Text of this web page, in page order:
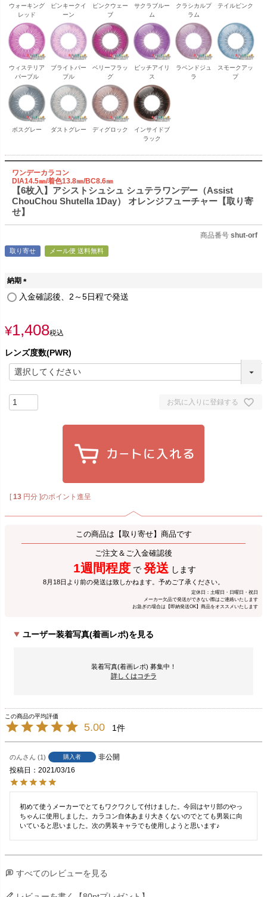
ウォーキング
レッド
ピンキークイ
ーン
ピンクウェー
ブ
サクラブルー
ム
クラシカルプ
ラム
テイルピンク
ウィステリア
パープル
ブライトパー
プル
ベリーフラッ
グ
ピッチアイリ
ス
ラベンドジュ
ラ
スモークアッ
プ
ボスグレー ダストグレー ディグロック
インサイドブ
ラック
ワンデーカラコン
DIA14.5㎜/着色13.8㎜/BC8.6㎜
【6枚入】アシストシュシュ シュテラワンデー（Assist
ChouChou Shutella 1Day） オレンジフューチャー【取り寄
せ】
商品番号 shut-orf
取り寄せ メール便 送料無料
納期
(
入金確認後、2～5日程で発送
¥1,408税込
レンズ度数(PWR)
お気に入りに登録する
[13 円分 ]のポイント進呈
この商品は【取り寄せ】商品です
ご注文＆ご入金確認後
1週間程度 で 発送 します
8月18日より前の発送は致しかねます。予めご了承ください。
定休日：土曜日・日曜日・祝日
メーカー欠品で発送ができない際はご連絡いたします
お急ぎの場合は【即納発送OK】商品をオススメいたします
ユーザー装着写真(着画レポ)を見る
装着写真(着画レポ) 募集中！
詳しくはコチラ
5.00 1
のん 1 購入者
非公開
投稿日
2021/03/16
初めて使うメーカーでとてもワクワクして付けました。今回はヤリ部のやっ
ちゃんに使用しました。カラコン自体あまり大きくないのでとても男装に向
いていると思いました。次の男装キャラでも使用しようと思います♪
すべてのレビューを見る